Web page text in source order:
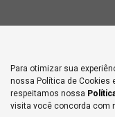
Para otimizar sua
nossa Política de Cookies
respeitamos nossa
visita você concorda com